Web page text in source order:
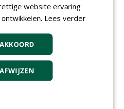
bij DSV
Nederland B.V.
(fulltime) bij
zaden Nederland B.V.
2026, Ven-Zelderheide
Sport bij Antea
website ervaring
Lees verder
AKKOORD
AFWIJZEN